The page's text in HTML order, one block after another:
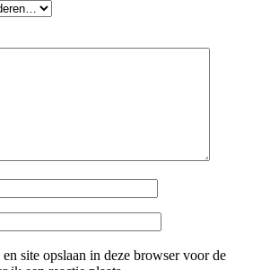
site opslaan in deze browser voor de